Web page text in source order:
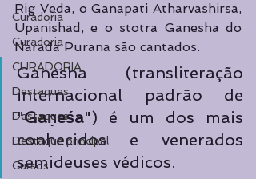
Curadoria
Curadoria
CURADORIA
Destaques
Destaques
Destaque principal
Cursos
Rig Veda, o Ganapati Atharvashirsa,
Upanishad, e o stotra Ganesha do
Narada Purana são cantados.
Ganesha (transliteração
internacional padrão de
"Gaṇeśa") é um dos mais
conhecidos e venerados
semideuses védicos.